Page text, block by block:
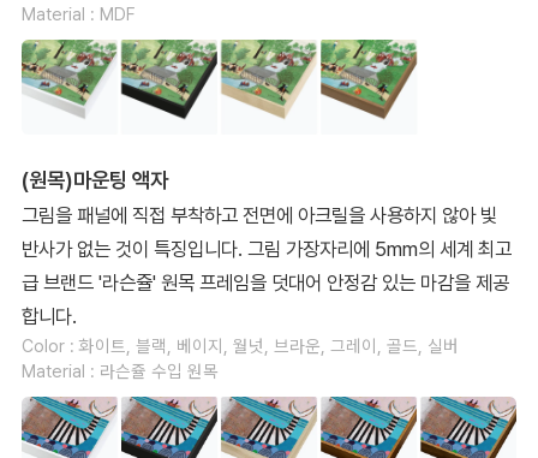
Material : MDF
(원목)마운팅 액자
그림을 패널에 직접 부착하고 전면에 아크릴을 사용하지 않아 빛
반사가 없는 것이 특징입니다. 그림 가장자리에 5mm의 세계 최고
급 브랜드 '라슨쥴' 원목 프레임을 덧대어 안정감 있는 마감을 제공
합니다.
Color : 화이트, 블랙, 베이지, 월넛, 브라운, 그레이, 골드, 실버
Material : 라슨쥴 수입 원목